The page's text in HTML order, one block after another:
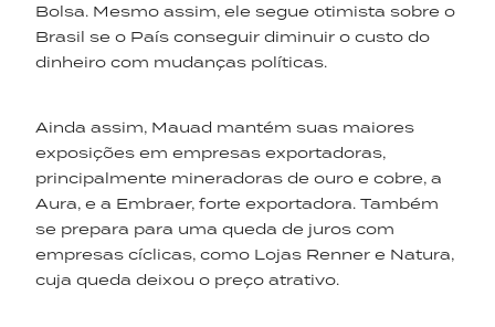
Bolsa. Mesmo assim, ele segue otimista sobre o
Brasil se o País conseguir diminuir o custo do
dinheiro com mudanças políticas.
Ainda assim, Mauad mantém suas maiores
exposições em empresas exportadoras,
principalmente mineradoras de ouro e cobre, a
Aura, e a Embraer, forte exportadora. Também
se prepara para uma queda de juros com
empresas cíclicas, como Lojas Renner e Natura,
cuja queda deixou o preço atrativo.